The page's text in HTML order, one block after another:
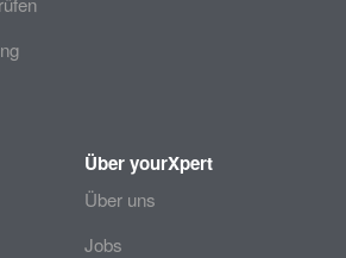
Über yourXpert
Über uns
Jobs